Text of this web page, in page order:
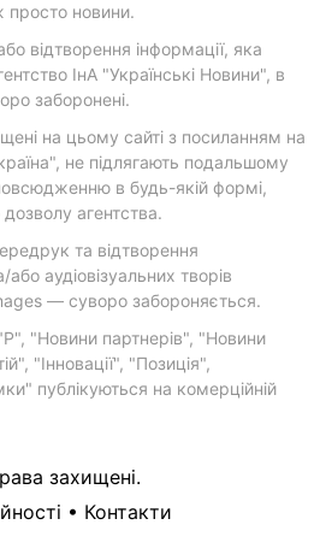
просто новини.
відтворення інформації, яка
ІнА "Українські Новини", в
заборонені.
на цьому сайті з посиланням на
не підлягають подальшому
в будь-якій формі,
агентства.
та відтворення
аудіовізуальних творів
— суворо забороняється.
"Новини партнерів", "Новини
"Інновації", "Позиція",
публікуються на комерційній
захищені.
• Контакти